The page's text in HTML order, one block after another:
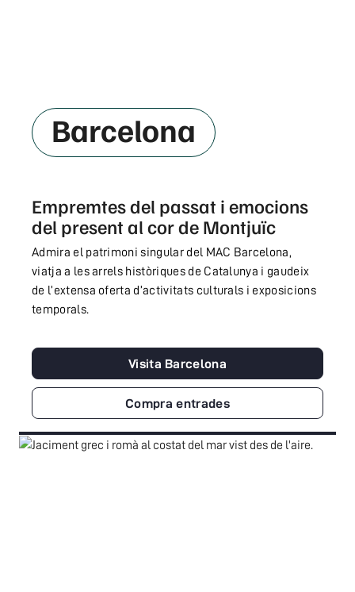
Barcelona
Empremtes del passat i emocions
del present al cor de Montjuïc
Admira el patrimoni singular del MAC Barcelona,
viatja a les arrels històriques de Catalunya i gaudeix
de l’extensa oferta d’activitats culturals i exposicions
temporals.
Visita Barcelona
Compra entrades